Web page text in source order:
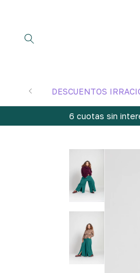
DESCUENTOS
6 cuotas sin